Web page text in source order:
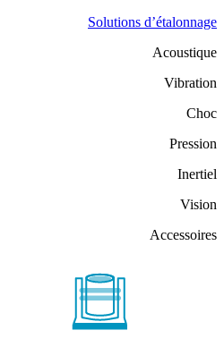
Solutions d’étalonnage
Acoustique
Vibration
Choc
Pression
Inertiel
Vision
Accessoires